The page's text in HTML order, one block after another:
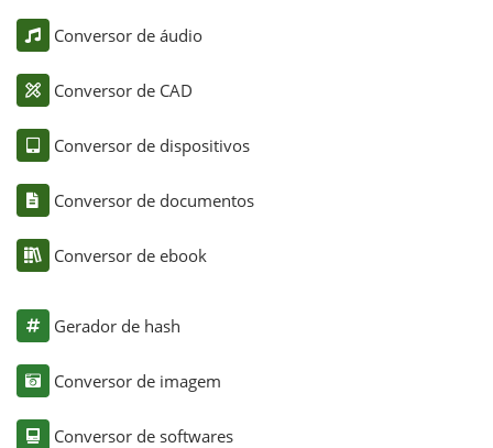
Conversor de áudio
Conversor de CAD
Conversor de dispositivos
Conversor de documentos
Conversor de ebook
Gerador de hash
Conversor de imagem
Conversor de softwares